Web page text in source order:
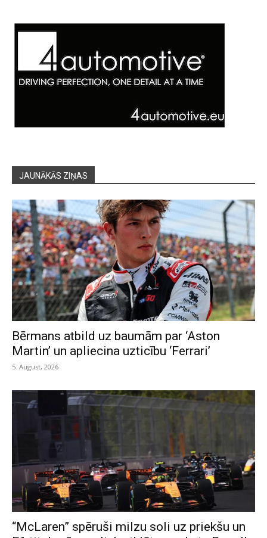
JAUNĀKĀS ZIŅAS
Bērmans atbild uz baumām par ‘Aston
Martin’ un apliecina uzticību ‘Ferrari’
5. August, 2026
“McLaren” spēruši milzu soli uz priekšu un